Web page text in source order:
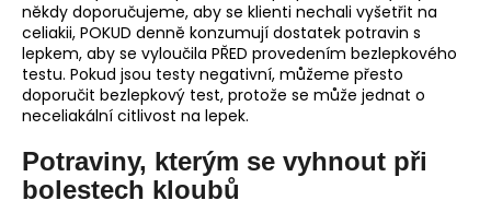
někdy doporučujeme, aby se klienti nechali vyšetřit na
celiakii, POKUD denně konzumují dostatek potravin s
lepkem, aby se vyloučila PŘED provedením bezlepkového
testu. Pokud jsou testy negativní, můžeme přesto
doporučit bezlepkový test, protože se může jednat o
neceliakální citlivost na lepek.
Potraviny, kterým se vyhnout při
bolestech kloubů